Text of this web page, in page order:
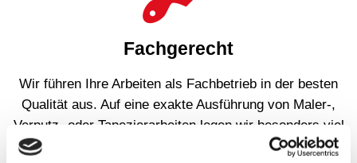
Fachgerecht
Wir führen Ihre Arbeiten als Fachbetrieb in der besten
Qualität aus. Auf eine exakte Ausführung von Maler-,
Verputz- oder Tapezierarbeiten legen wir besonders viel